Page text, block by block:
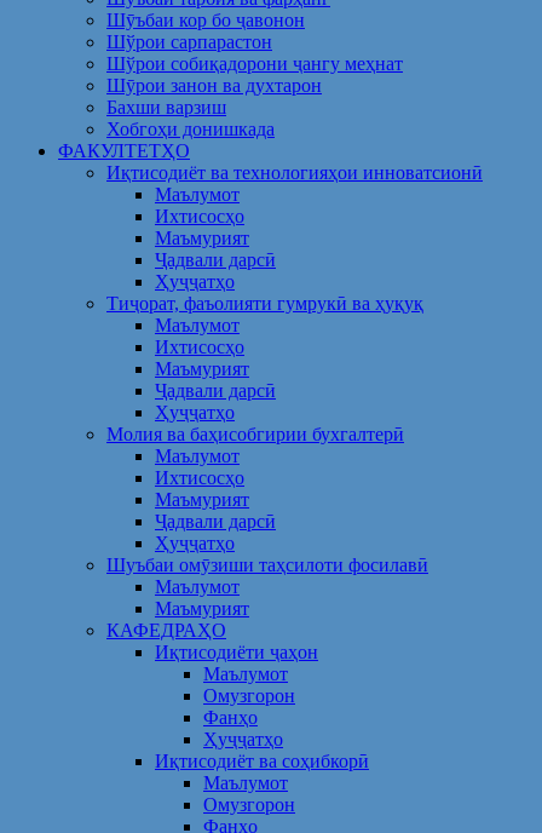
Шӯъбаи кор бо ҷавонон
Шўрои сарпарастон
Шўрои собиқадорони ҷангу меҳнат
Шӯрои занон ва духтарон
Бахши варзиш
Хобгоҳи донишкада
ФАКУЛТЕТҲО
Иқтисодиёт ва технологияҳои инноватсионӣ
Маълумот
Ихтисосҳо
Маъмурият
Ҷадвали дарсӣ
Ҳуҷҷатҳо
Тиҷорат, фаъолияти гумрукӣ ва ҳуқуқ
Маълумот
Ихтисосҳо
Маъмурият
Ҷадвали дарсӣ
Ҳуҷҷатҳо
Молия ва баҳисобгирии бухгалтерӣ
Маълумот
Ихтисосҳо
Маъмурият
Ҷадвали дарсӣ
Ҳуҷҷатҳо
Шуъбаи омӯзиши таҳсилоти фосилавӣ
Маълумот
Маъмурият
КАФЕДРАҲО
Иқтисодиёти ҷаҳон
Маълумот
Омузгорон
Фанҳо
Ҳуҷҷатҳо
Иқтисодиёт ва соҳибкорӣ
Маълумот
Омузгорон
Фанҳо